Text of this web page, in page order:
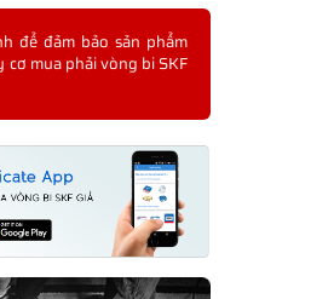
để đảm bảo sản phẩm
mua phải vòng bi SKF